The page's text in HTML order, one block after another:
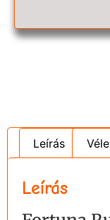
Leírás
Leírás